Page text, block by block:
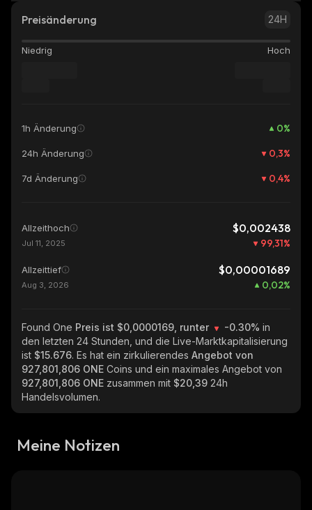
Preisänderung 24H
Niedrig Hoch
1h Änderung 0%
24h Änderung 0,3%
7d Änderung 0,4%
Allzeithoch $0,002438
Jul 11, 2025 99,31%
Allzeittief $0,00001689
Aug 3, 2026 0,02%
Found One Preis ist $0,0000169, runter -0.30% in
den letzten 24 Stunden, und die Live-Marktkapitalisierung
ist $15.676. Es hat ein zirkulierendes Angebot von
927,801,806 ONE Coins und ein maximales Angebot von
927,801,806 ONE zusammen mit $20,39 24h
Handelsvolumen.
Meine Notizen